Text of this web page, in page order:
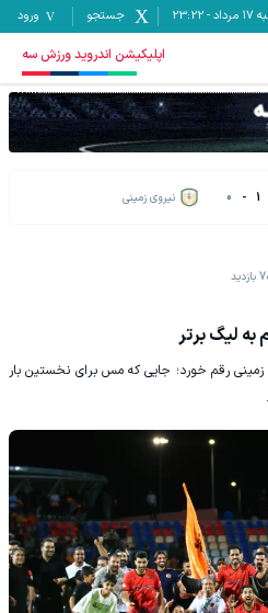
-
23:22 جستجو ورود
اپلیکیشن اندروید ورزش سه
1
-
0 نیروی زمینی
بازدید
لیگ برتر
زمینی رقم خورد؛ جایی که مس برای نخستین بار